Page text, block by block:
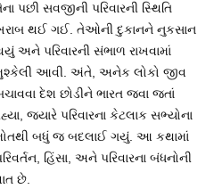
પછી સવજીની પરિવારની સ્થિતિ
થઈ ગઈ. તેઓની દુકાનને નુકસાન
અને પરિવારની સંભાળ રાખવામાં
આવી. અંતે, અનેક લોકો જીવ
દેશ છોડીને ભારત જવા જતાં
જ્યારે પરિવારના કેટલાક સભ્યોના
બધું જ બદલાઈ ગયું. આ કથામાં
હિંસા, અને પરિવારના બંધનોની
છે.